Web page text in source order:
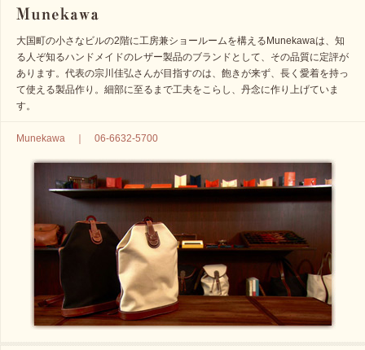
大国町の小さなビルの2階に工房兼ショールームを構えるMunekawaは、知
る人ぞ知るハンドメイドのレザー製品のブランドとして、その品質に定評が
あります。代表の宗川佳弘さんが目指すのは、飽きが来ず、長く愛着を持っ
て使える製品作り。細部に至るまで工夫をこらし、丹念に作り上げていま
す。
Munekawa ｜ 06-6632-5700